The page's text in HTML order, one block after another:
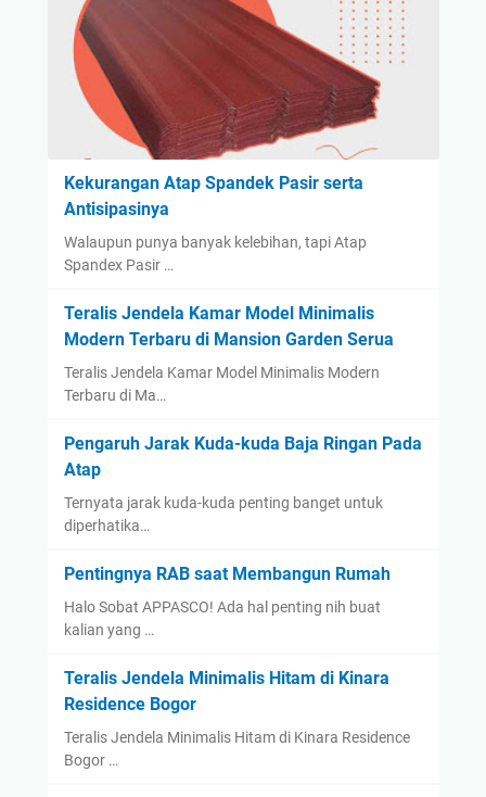
Kekurangan Atap Spandek Pasir serta
Antisipasinya
Walaupun punya banyak kelebihan, tapi Atap
Spandex Pasir …
Teralis Jendela Kamar Model Minimalis
Modern Terbaru di Mansion Garden Serua
Teralis Jendela Kamar Model Minimalis Modern
Terbaru di Ma…
Pengaruh Jarak Kuda-kuda Baja Ringan Pada
Atap
Ternyata jarak kuda-kuda penting banget untuk
diperhatika…
Pentingnya RAB saat Membangun Rumah
Halo Sobat APPASCO! Ada hal penting nih buat
kalian yang …
Teralis Jendela Minimalis Hitam di Kinara
Residence Bogor
Teralis Jendela Minimalis Hitam di Kinara Residence
Bogor …